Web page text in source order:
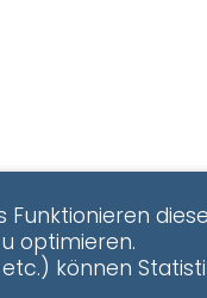
Funktionieren
optimieren.
können